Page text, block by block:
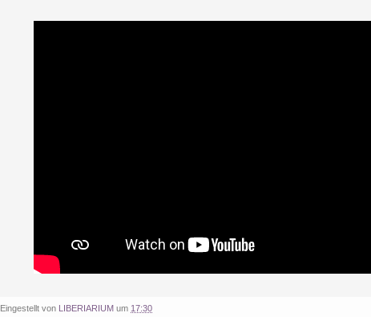
Eingestellt von LIBERIARIUM um 17:30